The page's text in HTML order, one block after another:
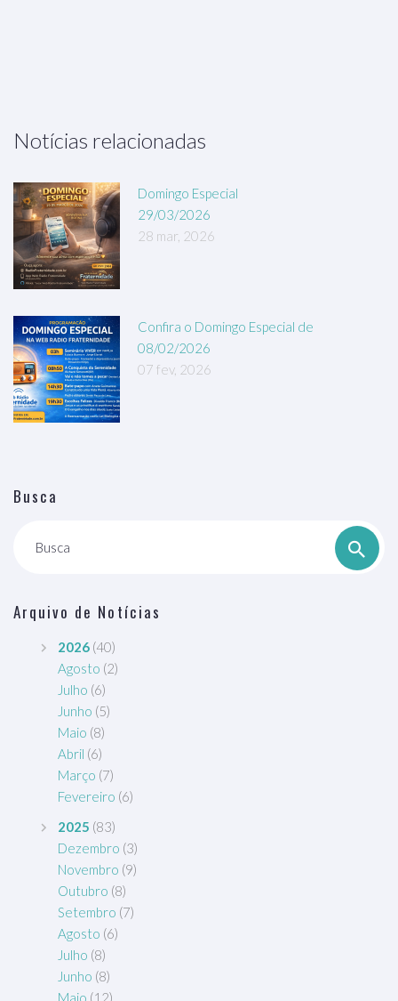
Notícias relacionadas
Domingo Especial
29/03/2026
28 mar, 2026
Confira o Domingo Especial de
08/02/2026
07 fev, 2026
Busca
Busca
Arquivo de Notícias
2026 (40)
Agosto (2)
Julho (6)
Junho (5)
Maio (8)
Abril (6)
Março (7)
Fevereiro (6)
2025 (83)
Dezembro (3)
Novembro (9)
Outubro (8)
Setembro (7)
Agosto (6)
Julho (8)
Junho (8)
Maio (12)